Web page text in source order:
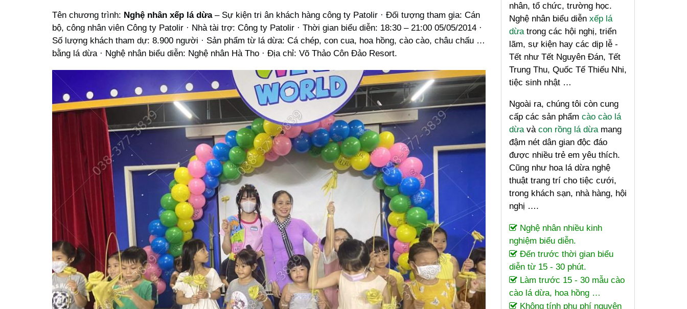
Tên chương trình: Nghệ nhân xếp lá dừa– Sự kiện tri ân khách hàng công ty Patolir · Đối tượng tham gia: Cán
bộ, công nhân viên Công ty Patolir · Nhà tài trợ: Công ty Patolir · Thời gian biểu diễn: 18:30 – 21:00 05/05/2014 ·
Số lượng khách tham dự: 8.900 người · Sản phẩm từ lá dừa: Cá chép, con cua, hoa hồng, cào cào, châu chấu …
bằng lá dừa · Nghệ nhân biểu diễn: Nghệ nhân Hà Tho · Địa chỉ: Võ Thảo Côn Đảo Resort.
nhân, tổ chức, trường học.
Nghệ nhân biểu diễn xếp lá
dừatrong các hội nghị, triển
lãm, sự kiện hay các dịp lễ -
Tết như Tết Nguyên Đán, Tết
Trung Thu, Quốc Tế Thiếu Nhi,
tiệc sinh nhật …
Ngoài ra, chúng tôi còn cung
cấp các sản phẩm cào cào lá
dừavà con rồng lá dừamang
đậm nét dân gian độc đáo
được nhiều trẻ em yêu thích.
Cũng như hoa lá dừa nghệ
thuật trang trí cho tiệc cưới,
trong khách sạn, nhà hàng, hội
nghị ….
Nghệ nhân nhiều kinh
nghiệm biểu diễn.
Đến trước thời gian biểu
diễn từ 15 - 30 phút.
Làm trước 15 - 30 mẫu cào
cào lá dừa, hoa hồng …
Không tính phụ phí nguyên